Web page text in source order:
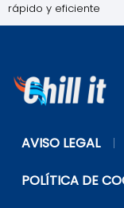
rápido y eficiente
AVISO LEGAL
POLÍTICA DE